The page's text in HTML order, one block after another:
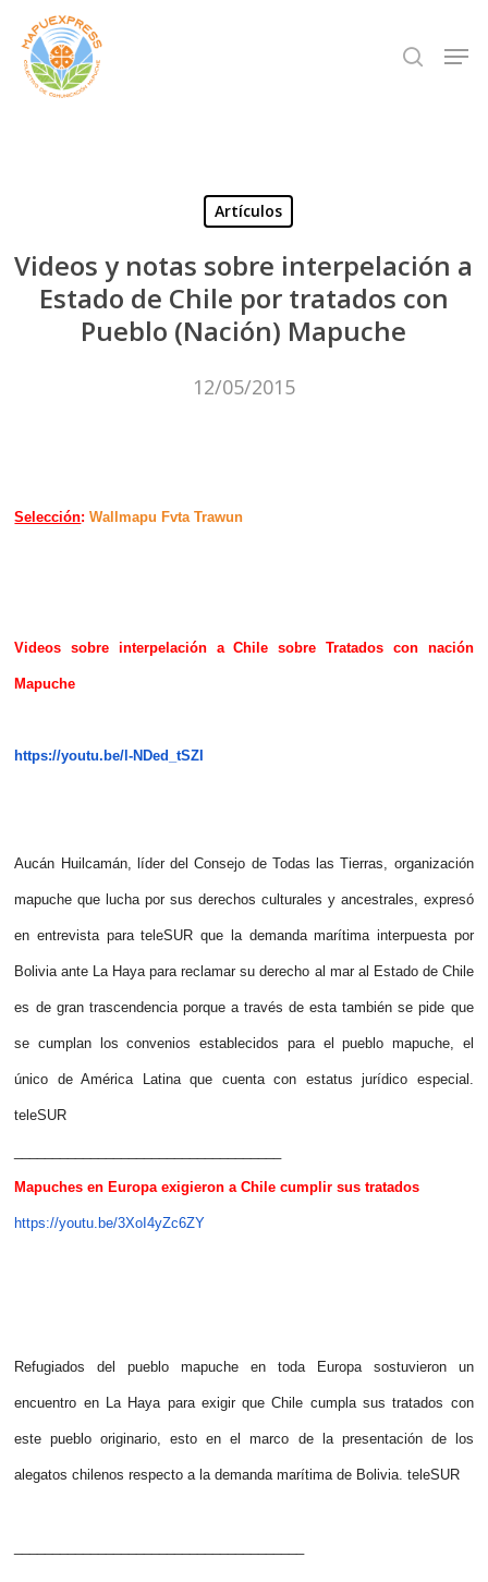
Skip
main
search
Artículos
Videos y notas sobre interpelación a
Estado de Chile por tratados con
Pueblo (Nación) Mapuche
12/05/2015
Selección:Wallmapu Fvta Trawun
Videos sobre interpelación a Chile sobre Tratados con nación
Mapuche
https://youtu.be/l-NDed_tSZI
Aucán Huilcamán, líder del Consejo de Todas las Tierras, organización
mapuche que lucha por sus derechos culturales y ancestrales, expresó
en entrevista para teleSUR que la demanda marítima interpuesta por
Bolivia ante La Haya para reclamar su derecho al mar al Estado de Chile
es de gran trascendencia porque a través de esta también se pide que
se cumplan los convenios establecidos para el pueblo mapuche, el
único de América Latina que cuenta con estatus jurídico especial.
teleSUR
Mapuches en Europa exigieron a Chile cumplir sus tratados
https://youtu.be/3XoI4yZc6ZY
Refugiados del pueblo mapuche en toda Europa sostuvieron un
encuentro en La Haya para exigir que Chile cumpla sus tratados con
este pueblo originario, esto en el marco de la presentación de los
alegatos chilenos respecto a la demanda marítima de Bolivia. teleSUR
Close